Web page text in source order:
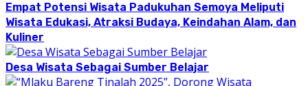
Empat Potensi Wisata Padukuhan Semoya Meliputi
Wisata Edukasi, Atraksi Budaya, Keindahan Alam, dan
Kuliner
Desa Wisata Sebagai Sumber Belajar